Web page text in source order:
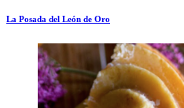
La Posada del León de Oro